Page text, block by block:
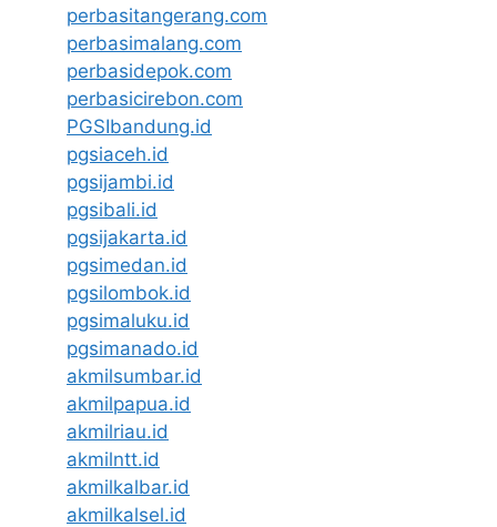
perbasitangerang.com
perbasimalang.com
perbasidepok.com
perbasicirebon.com
PGSIbandung.id
pgsiaceh.id
pgsijambi.id
pgsibali.id
pgsijakarta.id
pgsimedan.id
pgsilombok.id
pgsimaluku.id
pgsimanado.id
akmilsumbar.id
akmilpapua.id
akmilriau.id
akmilntt.id
akmilkalbar.id
akmilkalsel.id